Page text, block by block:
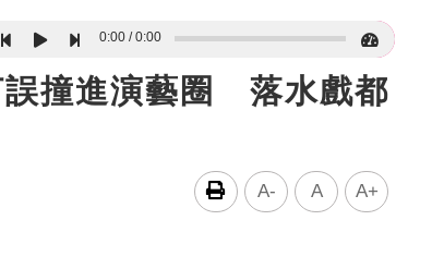
0:00 0:00
誤撞進演藝圈 落水戲都
A- A A+